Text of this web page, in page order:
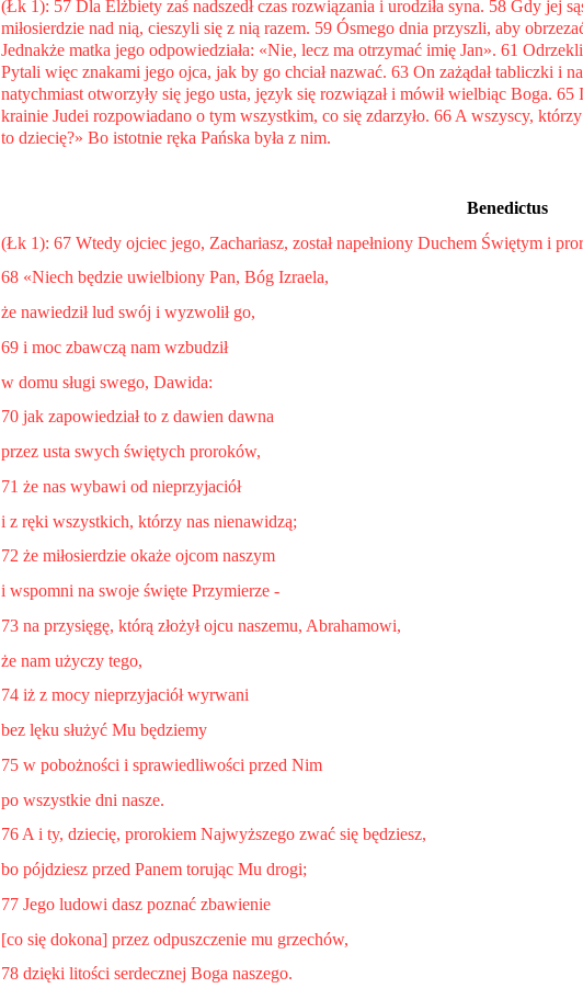
(Łk 1): 57 Dla Elżbiety zaś nadszedł czas rozwiązania i urodziła syna. 58 Gdy jej
miłosierdzie nad nią, cieszyli się z nią razem. 59 Ósmego dnia przyszli, aby
Jednakże matka jego odpowiedziała: «Nie, lecz ma otrzymać imię Jan». 61
Pytali więc znakami jego ojca, jak by go chciał nazwać. 63 On zażądał tabliczki i
natychmiast otworzyły się jego usta, język się rozwiązał i mówił wielbiąc Boga. 65
krainie Judei rozpowiadano o tym wszystkim, co się zdarzyło. 66 A wszyscy,
to dziecię?» Bo istotnie ręka Pańska była z nim.
Benedictus
(Łk 1): 67 Wtedy ojciec jego, Zachariasz, został napełniony Duchem Świętym i
68 «Niech będzie uwielbiony Pan, Bóg Izraela,
że nawiedził lud swój i wyzwolił go,
69 i moc zbawczą nam wzbudził
w domu sługi swego, Dawida:
70 jak zapowiedział to z dawien dawna
przez usta swych świętych proroków,
71 że nas wybawi od nieprzyjaciół
i z ręki wszystkich, którzy nas nienawidzą;
72 że miłosierdzie okaże ojcom naszym
i wspomni na swoje święte Przymierze -
73 na przysięgę, którą złożył ojcu naszemu, Abrahamowi,
że nam użyczy tego,
74 iż z mocy nieprzyjaciół wyrwani
bez lęku służyć Mu będziemy
75 w pobożności i sprawiedliwości przed Nim
po wszystkie dni nasze.
76 A i ty, dziecię, prorokiem Najwyższego zwać się będziesz,
bo pójdziesz przed Panem torując Mu drogi;
77 Jego ludowi dasz poznać zbawienie
[co się dokona] przez odpuszczenie mu grzechów,
78 dzięki litości serdecznej Boga naszego.